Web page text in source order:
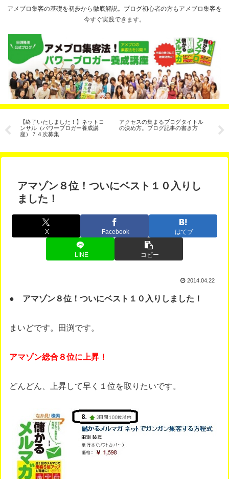
アメブロ集客の基礎を初歩から徹底解説。ブログ初心者の方もアメブロ集客を
今すぐ実践できます。
【終了いたしました！】ネットコ
ンサル（パワーブロガー養成講
座）７４次募集
アクセスの集まるブログタイトル
の決め方。ブログ記事の書き方
ま
アマゾン８位！ついにベスト１０入りし
ました！
X Facebook はてブ
LINE コピー
2014.04.22
● アマゾン８位！ついにベスト１０入りしました！
まいどです。田渕です。
アマゾン総合８位に上昇！
どんどん、上昇して早く１位を取りたいです。